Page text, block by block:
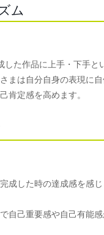
ム
した作品に上手・下手
まは自分自身の表現に
肯定感を高めます。
成した時の達成感を感じ
自己重要感や自己有能感